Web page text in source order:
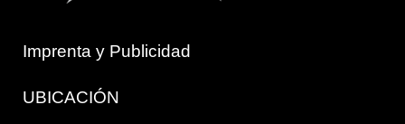
Imprenta y Publicidad
UBICACIÓN